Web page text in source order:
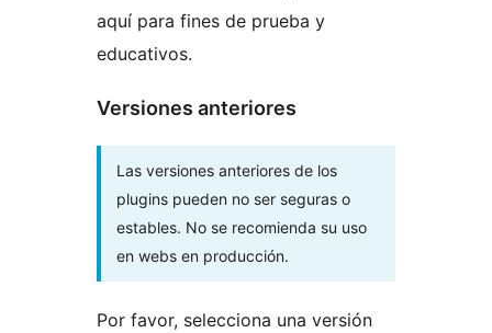
aquí para fines de prueba y
educativos.
Versiones anteriores
Las versiones anteriores de los
plugins pueden no ser seguras o
estables. No se recomienda su uso
en webs en producción.
Por favor, selecciona una versión